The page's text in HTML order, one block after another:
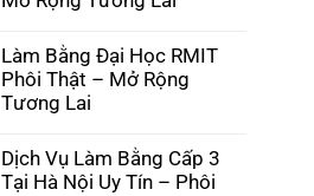
Gốc
Tại
Trường
Dịch
Bằng
Cấp
3
TPHCM
Uy
Tín
Nhất
bình
luận
ở
Làm
Đẳng
Phôi
Thật
Làm Bằng Đại Học RMIT
Phôi Thật – Mở Rộng
Tương Lai
bình
luận
Dịch Vụ Làm Bằng Cấp 3
Tại Hà Nội Uy Tín – Phôi